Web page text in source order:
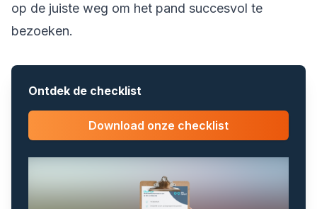
op de juiste weg om het pand succesvol te
bezoeken.
Ontdek de checklist
Download onze checklist